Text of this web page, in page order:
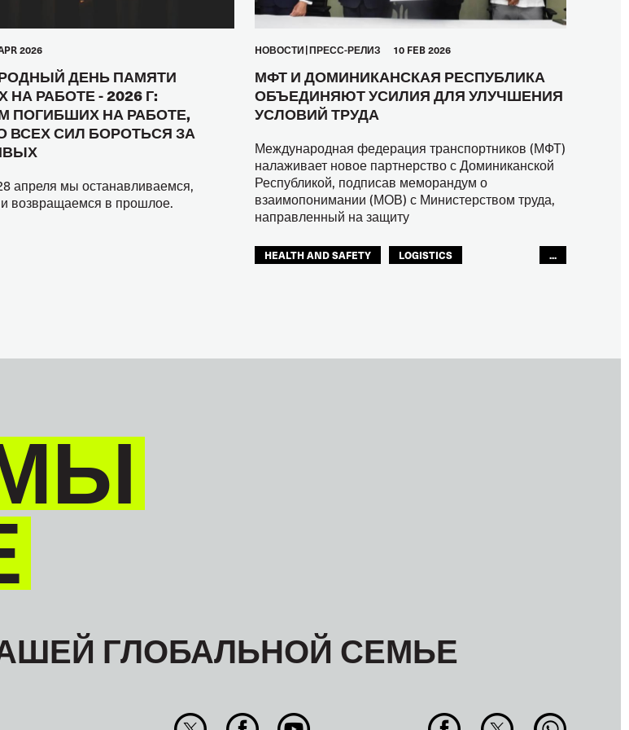
2026
ДЕНЬ ПАМЯТИ
РАБОТЕ - 2026 Г:
ПОГИБШИХ НА РАБОТЕ,
ВСЕХ СИЛ БОРОТЬСЯ ЗА
апреля мы останавливаемся,
возвращаемся в прошлое.
HОВОСТИ ПРЕСС-РЕЛИЗ 10 FEB 2026
МФТ И ДОМИНИКАНСКАЯ РЕСПУБЛИКА
ОБЪЕДИНЯЮТ УСИЛИЯ ДЛЯ УЛУЧШЕНИЯ
УСЛОВИЙ ТРУДА
Международная федерация транспортников (МФТ)
налаживает новое партнерство с Доминиканской
Республикой, подписав меморандум о
взаимопонимании (МОВ) с Министерством труда,
направленный на защиту
HEALTH AND SAFETY
LOGISTICS
...
ГЛОБАЛЬНОЙ СЕМЬЕ